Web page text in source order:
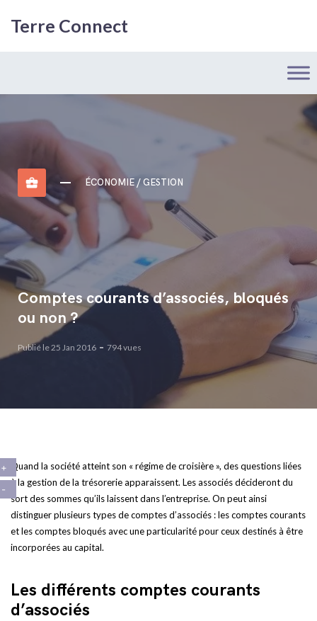
Terre Connect
business_center ÉCONOMIE / GESTION
Comptes courants d’associés, bloqués
ou non ?
Publié le 25 Jan 2016 794 vues
Quand la société atteint son « régime de croisière », des questions liées
à la gestion de la trésorerie apparaissent. Les associés décideront du
sort des sommes qu’ils laissent dans l’entreprise. On peut ainsi
distinguer plusieurs types de comptes d’associés : les comptes courants
et les comptes bloqués avec une particularité pour ceux destinés à être
incorporées au capital.
Les différents comptes courants
d’associés